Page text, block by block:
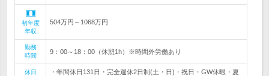
初年度
年収
504万円～1068万円
勤務
時間
9：00～18：00（休憩1h）※時間外労働あり
休日
・年間休日131日・完全週休2日制(土・日)・祝日・GW休暇・夏